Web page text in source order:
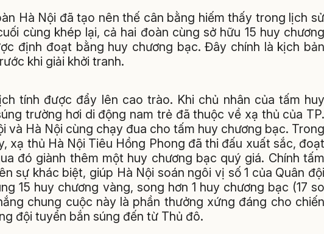
Hà Nội đã tạo nên thế cân bằng hiếm thấy trong lịch sử
cùng khép lại, cả hai đoàn cùng sở hữu 15 huy chương
định đoạt bằng huy chương bạc. Đây chính là kịch bản
khi giải khởi tranh.
tính được đẩy lên cao trào. Khi chủ nhân của tấm huy
trường hơi di động nam trẻ đã thuộc về xạ thủ của TP.
và Hà Nội cùng chạy đua cho tấm huy chương bạc. Trong
xạ thủ Hà Nội Tiêu Hồng Phong đã thi đấu xuất sắc, đoạt
đó giành thêm một huy chương bạc quý giá. Chính tấm
sự khác biệt, giúp Hà Nội soán ngôi vị số 1 của Quân đội
15 huy chương vàng, song hơn 1 huy chương bạc (17 so
chung cuộc này là phần thưởng xứng đáng cho chiến
đội tuyển bắn súng đến từ Thủ đô.